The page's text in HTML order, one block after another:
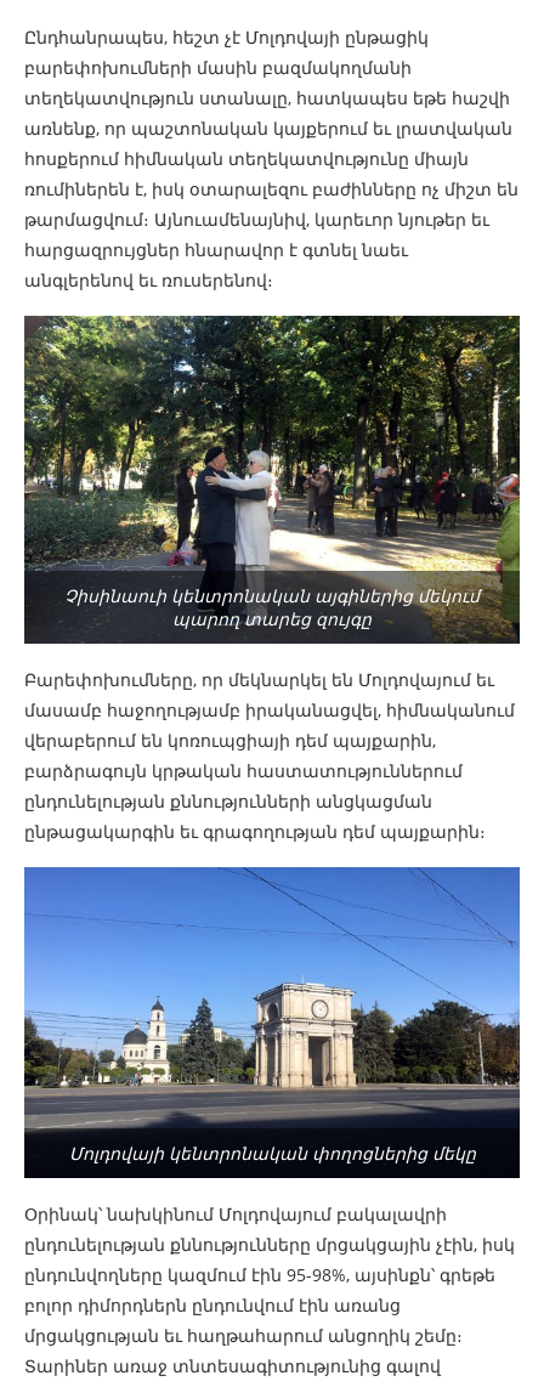
Ընդհանրապես, հեշտ չէ Մոլդովայի ընթացիկ
բարեփոխումների մասին բազմակողմանի
տեղեկատվություն ստանալը, հատկապես եթե հաշվի
առնենք, որ պաշտոնական կայքերում եւ լրատվական
հոսքերում հիմնական տեղեկատվությունը միայն
ռումիներեն է, իսկ օտարալեզու բաժինները ոչ միշտ են
թարմացվում։ Այնուամենայնիվ, կարեւոր նյութեր եւ
հարցազրույցներ հնարավոր է գտնել նաեւ
անգլերենով եւ ռուսերենով։
Չիսինաուի կենտրոնական այգիներից մեկում
պարող տարեց զույգը
Բարեփոխումները, որ մեկնարկել են Մոլդովայում եւ
մասամբ հաջողությամբ իրականացվել, հիմնականում
վերաբերում են կոռուպցիայի դեմ պայքարին,
բարձրագույն կրթական հաստատություններում
ընդունելության քննությունների անցկացման
ընթացակարգին եւ գրագողության դեմ պայքարին։
Մոլդովայի կենտրոնական փողոցներից մեկը
Օրինակ՝ նախկինում Մոլդովայում բակալավրի
ընդունելության քննությունները մրցակցային չէին, իսկ
ընդունվողները կազմում էին 95-98%, այսինքն՝ գրեթե
բոլոր դիմորդներն ընդունվում էին առանց
մրցակցության եւ հաղթահարում անցողիկ շեմը։
Տարիներ առաջ տնտեսագիտությունից գալով